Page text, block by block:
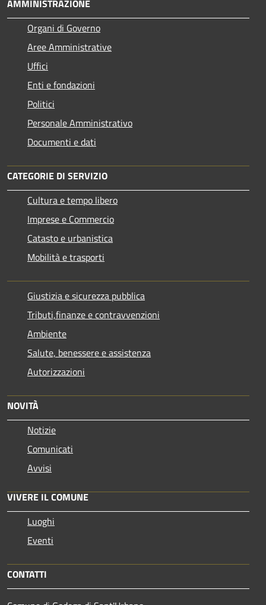
AMMINISTRAZIONE
Organi di Governo
Aree Amministrative
Uffici
Enti e fondazioni
Politici
Personale Amministrativo
Documenti e dati
CATEGORIE DI SERVIZIO
Cultura e tempo libero
Imprese e Commercio
Catasto e urbanistica
Mobilità e trasporti
Giustizia e sicurezza pubblica
Tributi,finanze e contravvenzioni
Ambiente
Salute, benessere e assistenza
Autorizzazioni
NOVITÀ
Notizie
Comunicati
Avvisi
VIVERE IL COMUNE
Luoghi
Eventi
CONTATTI